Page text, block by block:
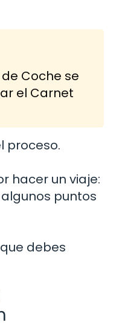
Coche se
el Carnet
proceso.
hacer un viaje:
puntos
debes